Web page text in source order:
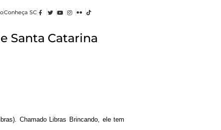
Conheça SC
Santa Catarina
Chamado Libras Brincando, ele tem